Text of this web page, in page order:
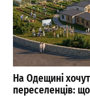
На Одещині
переселенців: